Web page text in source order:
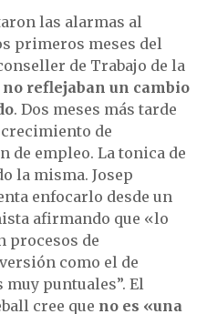
las alarmas al
primeros meses del
de Trabajo de la
no reflejaban un cambio
. Dos meses más tarde
de
de empleo. La tonica de
la misma. Josep
enfocarlo desde un
afirmando que «lo
procesos de
como el de
puntuales”. El
cree que no es «una